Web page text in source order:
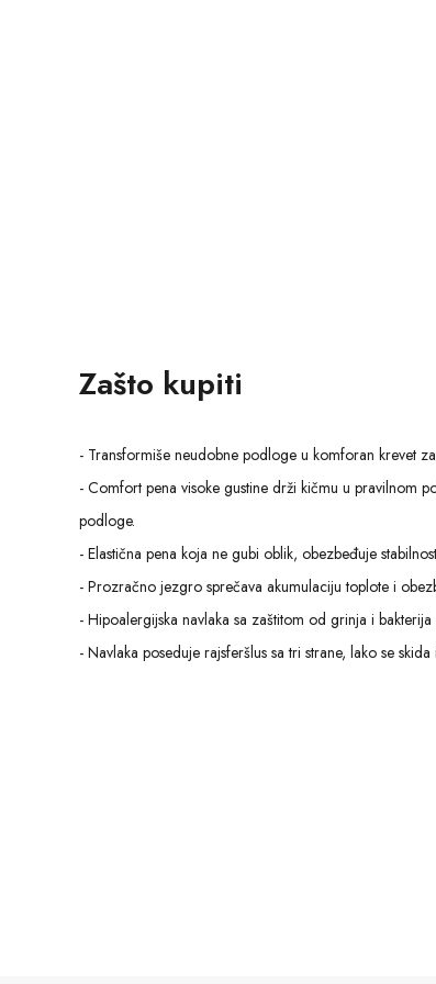
Zašto kupiti
- Transformiše neudobne podloge u komforan krevet za
- Comfort pena visoke gustine drži kičmu u pravilnom
podloge.
- Elastična pena koja ne gubi oblik, obezbeđuje
- Prozračno jezgro sprečava akumulaciju toplote i
- Hipoalergijska navlaka sa zaštitom od grinja i
- Navlaka poseduje rajsferšlus sa tri strane, lako se